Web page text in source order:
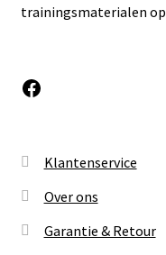
trainingsmaterialen op
Facebook
Klantenservice
Over ons
Garantie & Retour